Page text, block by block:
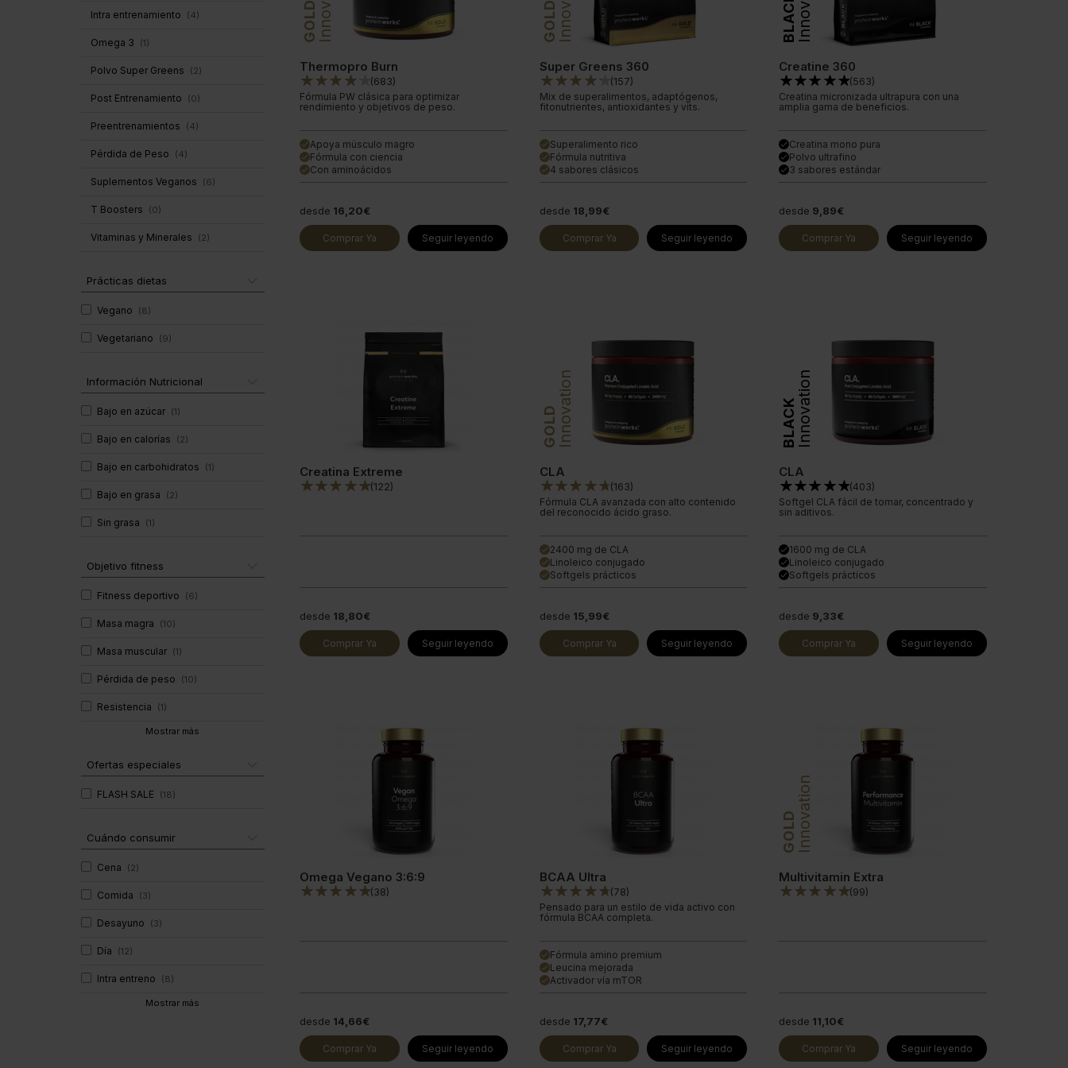
Intra entrenamiento (4)
Omega 3 (1)
Polvo Super Greens (2)
Post Entrenamiento (0)
Preentrenamientos (4)
Pérdida de Peso (4)
Suplementos Veganos (6)
T Boosters (0)
Vitaminas y Minerales (2)
Prácticas dietas
Vegano (8)
Vegetariano (9)
Información Nutricional
Bajo en azúcar (1)
Bajo en calorías (2)
Bajo en carbohidratos (1)
Bajo en grasa (2)
Sin grasa (1)
Objetivo fitness
Fitness deportivo (6)
Masa magra (10)
Masa muscular (1)
Pérdida de peso (10)
Resistencia (1)
Mostrar más
Ofertas especiales
FLASH SALE (18)
Cuándo consumir
Cena (2)
Comida (3)
Desayuno (3)
Día (12)
Intra entreno (8)
Mostrar más
GOLD
Thermopro Burn
(683)
Fórmula PW clásica para optimizar
rendimiento y objetivos de peso.
done Apoya músculo magro
done Fórmula con ciencia
done Con aminoácidos
desde 16,20€
Comprar Ya Seguir leyendo
GOLD
Super Greens 360
(157)
Mix de superalimentos, adaptógenos,
fitonutrientes, antioxidantes y vits.
done Superalimento rico
done Fórmula nutritiva
done 4 sabores clásicos
desde 18,99€
Comprar Ya Seguir leyendo
BLACK
Creatine 360
(563)
Creatina micronizada ultrapura con una
amplia gama de beneficios.
doneCreatina mono pura
donePolvo ultrafino
done3 sabores estándar
desde 9,89€
Comprar Ya Seguir leyendo
Creatina Extreme
(122)
desde 18,80€
Comprar Ya Seguir leyendo
GOLDInnovation
CLA
(163)
Fórmula CLA avanzada con alto contenido
del reconocido ácido graso.
done 2400 mg de CLA
done Linoleico conjugado
done Softgels prácticos
desde 15,99€
Comprar Ya Seguir leyendo
BLACKInnovation
CLA
(403)
Softgel CLA fácil de tomar, concentrado y
sin aditivos.
done1600 mg de CLA
doneLinoleico conjugado
doneSoftgels prácticos
desde 9,33€
Comprar Ya Seguir leyendo
Omega Vegano 3:6:9
(38)
desde 14,66€
Comprar Ya Seguir leyendo
BCAA Ultra
(78)
Pensado para un estilo de vida activo con
fórmula BCAA completa.
done Fórmula amino premium
done Leucina mejorada
done Activador vía mTOR
desde 17,77€
Comprar Ya Seguir leyendo
GOLDInnovation
Multivitamin Extra
(99)
desde 11,10€
Comprar Ya Seguir leyendo